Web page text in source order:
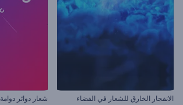
الانفجار الخارق للشعار في الفضاء شعار دوائر دوامة